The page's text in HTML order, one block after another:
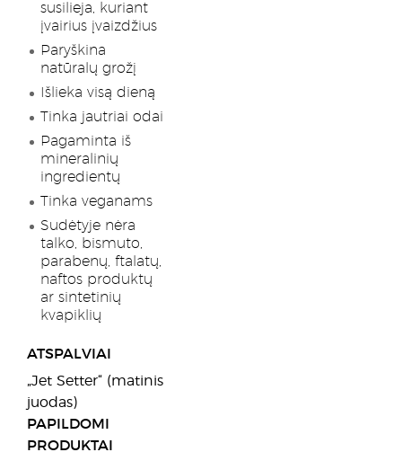
susilieja, kuriant
įvairius įvaizdžius
Paryškina
natūralų grožį
Išlieka visą dieną
Tinka jautriai odai
Pagaminta iš
mineralinių
ingredientų
Tinka veganams
Sudėtyje nėra
talko, bismuto,
parabenų, ftalatų,
naftos produktų
ar sintetinių
kvapiklių
ATSPALVIAI
„Jet Setter“ (matinis
juodas)
PAPILDOMI
PRODUKTAI